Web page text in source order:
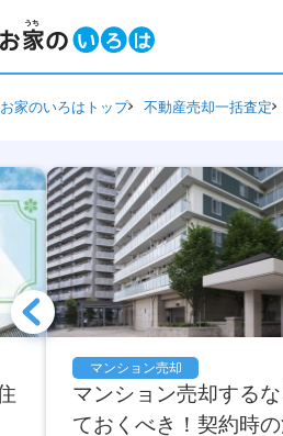
お家のいろはトップ 不動産売却一括査定
マンション売却
マンション売却する
ておくべき！契約時